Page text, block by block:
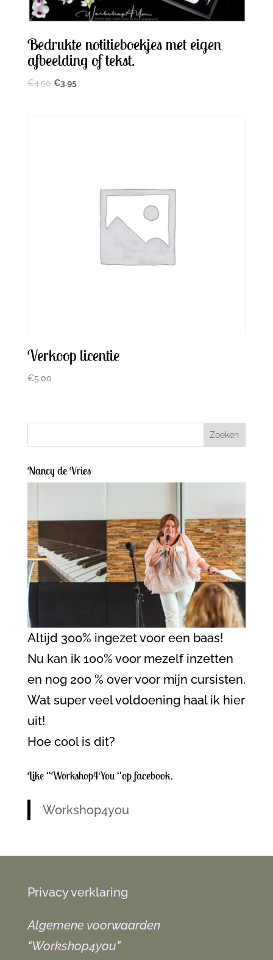
Bedrukte notitieboekjes met eigen
afbeelding of tekst.
€4.50 Oorspronkelijke
€3.95Huidige
Verkoop licentie
€5.00
Nancy de Vries
Altijd 300% ingezet voor een baas!
Nu kan ik 100% voor mezelf inzetten
en nog 200 % over voor mijn cursisten.
Wat super veel voldoening haal ik hier
uit!
Hoe cool is dit?
Like “Workshop4You “op facebook.
Workshop4you
Privacy verklaring
Algemene voorwaarden
“Workshop4you”